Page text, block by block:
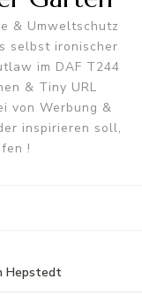
& Umweltschutz
selbst ironischer
im DAF T244
& Tiny URL
von Werbung &
inspirieren soll,
!
Hepstedt